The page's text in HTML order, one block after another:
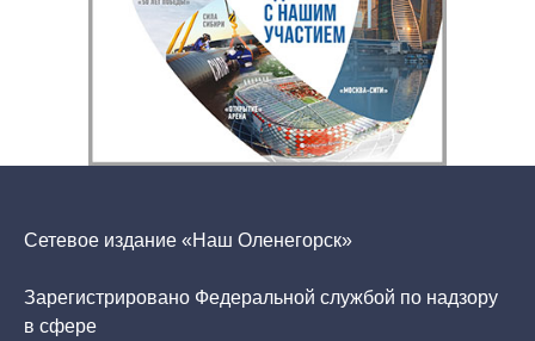
Сетевое издание «Наш Оленегорск»
Зарегистрировано Федеральной службой по надзору
в сфере